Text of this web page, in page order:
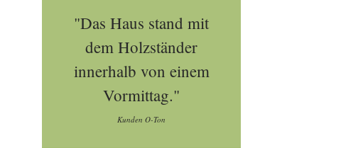
"Das Haus stand mit
dem Holzständer
innerhalb von einem
Vormittag."
Kunden O-Ton